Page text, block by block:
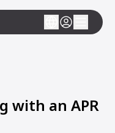
with an APR